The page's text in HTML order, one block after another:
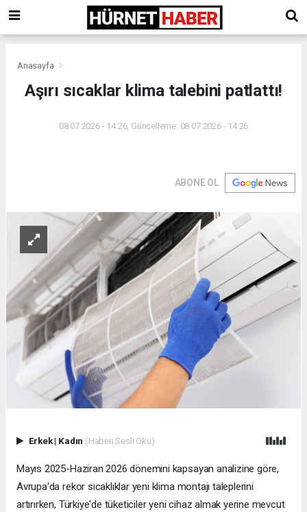
Anasayfa
Aşırı sıcaklar klima talebini patlattı!
08.07.2026 - 14:26, Güncelleme: 08.07.2026 - 14:26
ABONE OL
Erkek| Kadın (Haberi Sesli Oku)
Mayıs 2025-Haziran 2026 dönemini kapsayan analizine göre,
Avrupa'da rekor sıcaklıklar yeni klima montajı taleplerini
artırırken, Türkiye'de tüketiciler yeni cihaz almak yerine mevcut